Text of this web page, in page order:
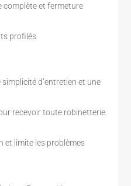
complète et fermeture
profilés
d’entretien et une
recevoir toute robinetterie
et limite les problèmes